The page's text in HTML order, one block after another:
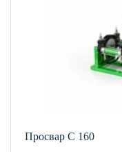
Просвар С 160